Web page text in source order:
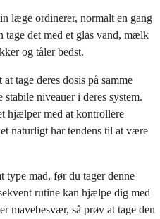
læge ordinerer, normalt en gang
tage det med et glas vand, mælk
og tåler bedst.
tage deres dosis på samme
niveauer i deres system.
hjælper med at kontrollere
naturligt har tendens til at være
type mad, før du tager denne
rutine kan hjælpe dig med
mavebesvær, så prøv at tage den